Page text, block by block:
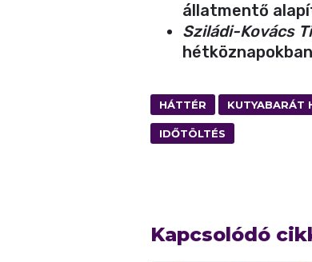
állatmentő
Sziládi-Kovács
HÁTTÉR KUTYABARÁT
IDŐTÖLTÉS
Kapcsolódó